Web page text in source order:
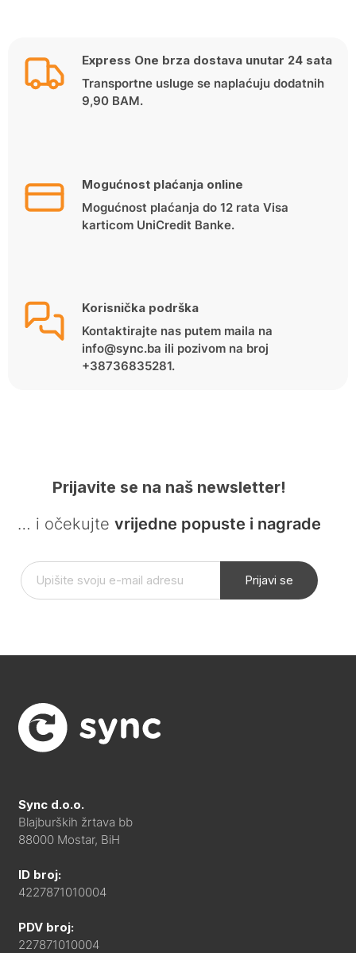
Express One brza dostava unutar 24 sata
Transportne usluge se naplaćuju dodatnih
9,90 BAM.
Mogućnost plaćanja online
Mogućnost plaćanja do 12 rata Visa
karticom UniCredit Banke.
Korisnička podrška
Kontaktirajte nas putem maila na
info@sync.ba ili pozivom na broj
+38736835281.
Prijavite se na naš newsletter!
… i očekujte vrijedne popuste i nagrade
Prijavi se
Sync d.o.o.
Blajburških žrtava bb
88000 Mostar, BiH
ID broj:
4227871010004
PDV broj:
227871010004